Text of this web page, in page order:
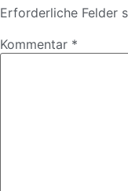
Erforderliche Felder
Kommentar *